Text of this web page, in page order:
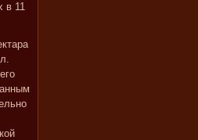
в 11